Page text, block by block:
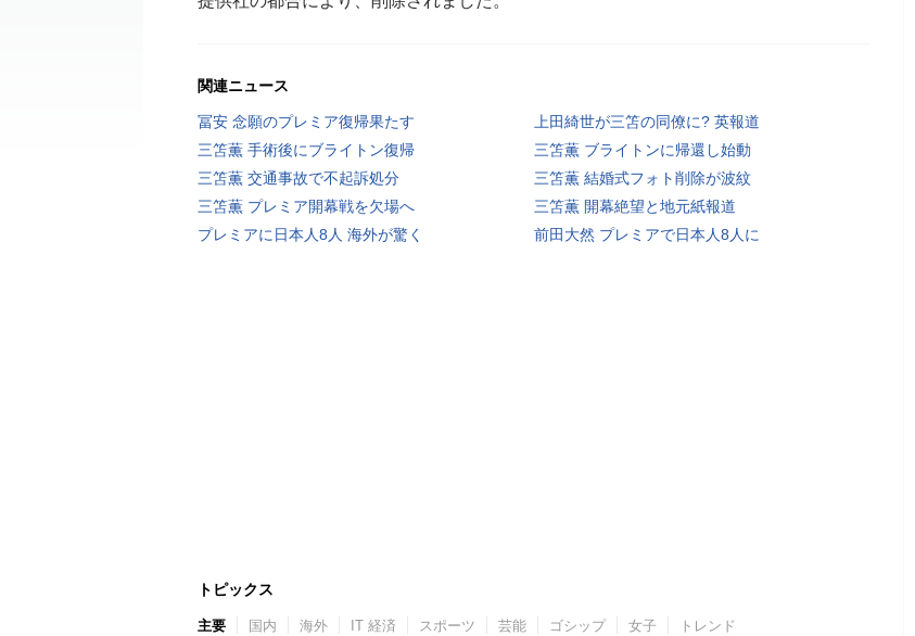
関連ニュース
冨安 念願のプレミア復帰果たす
上田綺世が三笘の同僚に? 英報道
三笘薫 手術後にブライトン復帰
三笘薫 ブライトンに帰還し始動
三笘薫 交通事故で不起訴処分
三笘薫 結婚式フォト削除が波紋
三笘薫 プレミア開幕戦を欠場へ
三笘薫 開幕絶望と地元紙報道
プレミアに日本人8人 海外が驚く
前田大然 プレミアで日本人8人に
トピックス
主要 国内 海外 IT 経済 スポーツ 芸能 ゴシップ 女子 トレンド